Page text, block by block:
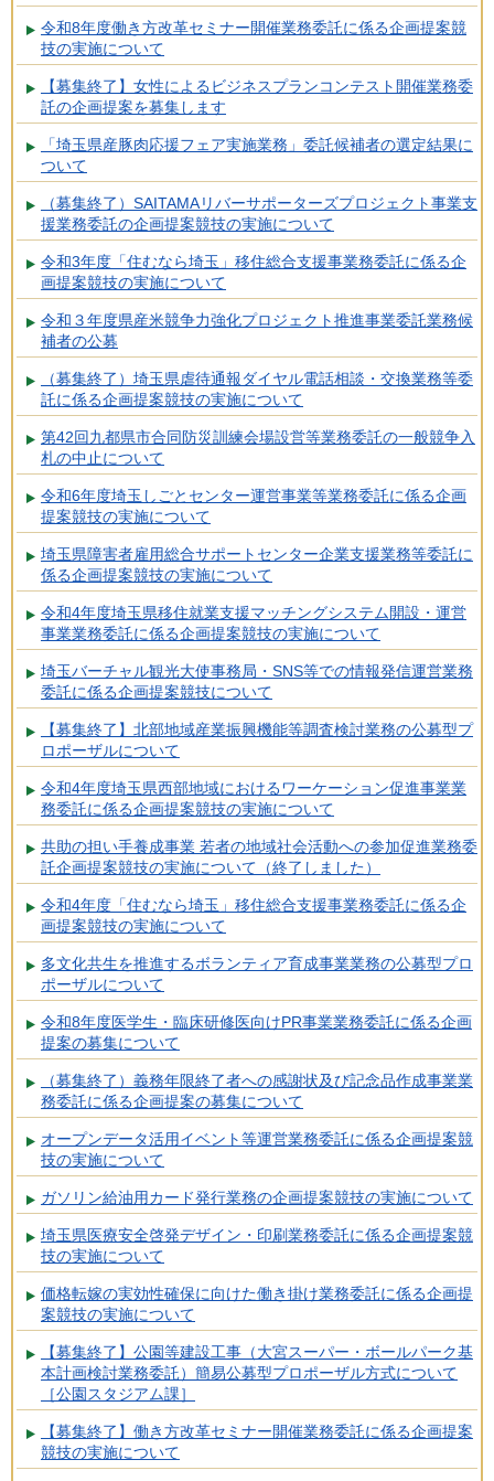
令和8年度働き方改革セミナー開催業務委託に係る企画提案競
技の実施について
【募集終了】女性によるビジネスプランコンテスト開催業務委
託の企画提案を募集します
「埼玉県産豚肉応援フェア実施業務」委託候補者の選定結果に
ついて
（募集終了）SAITAMAリバーサポーターズプロジェクト事業支
援業務委託の企画提案競技の実施について
令和3年度「住むなら埼玉」移住総合支援事業務委託に係る企
画提案競技の実施について
令和３年度県産米競争力強化プロジェクト推進事業委託業務候
補者の公募
（募集終了）埼玉県虐待通報ダイヤル電話相談・交換業務等委
託に係る企画提案競技の実施について
第42回九都県市合同防災訓練会場設営等業務委託の一般競争入
札の中止について
令和6年度埼玉しごとセンター運営事業等業務委託に係る企画
提案競技の実施について
埼玉県障害者雇用総合サポートセンター企業支援業務等委託に
係る企画提案競技の実施について
令和4年度埼玉県移住就業支援マッチングシステム開設・運営
事業業務委託に係る企画提案競技の実施について
埼玉バーチャル観光大使事務局・SNS等での情報発信運営業務
委託に係る企画提案競技について
【募集終了】北部地域産業振興機能等調査検討業務の公募型プ
ロポーザルについて
令和4年度埼玉県西部地域におけるワーケーション促進事業業
務委託に係る企画提案競技の実施について
共助の担い手養成事業 若者の地域社会活動への参加促進業務委
託企画提案競技の実施について（終了しました）
令和4年度「住むなら埼玉」移住総合支援事業務委託に係る企
画提案競技の実施について
多文化共生を推進するボランティア育成事業業務の公募型プロ
ポーザルについて
令和8年度医学生・臨床研修医向けPR事業業務委託に係る企画
提案の募集について
（募集終了）義務年限終了者への感謝状及び記念品作成事業業
務委託に係る企画提案の募集について
オープンデータ活用イベント等運営業務委託に係る企画提案競
技の実施について
ガソリン給油用カード発行業務の企画提案競技の実施について
埼玉県医療安全啓発デザイン・印刷業務委託に係る企画提案競
技の実施について
価格転嫁の実効性確保に向けた働き掛け業務委託に係る企画提
案競技の実施について
【募集終了】公園等建設工事（大宮スーパー・ボールパーク基
本計画検討業務委託）簡易公募型プロポーザル方式について
［公園スタジアム課］
【募集終了】働き方改革セミナー開催業務委託に係る企画提案
競技の実施について